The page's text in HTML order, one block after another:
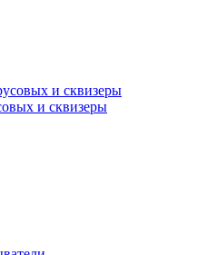
и сквизеры